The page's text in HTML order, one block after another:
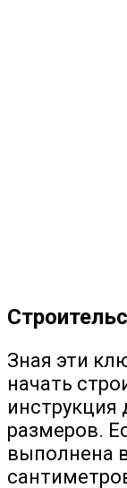
Зная эти
начать
инструкция
размеров.
выполнена